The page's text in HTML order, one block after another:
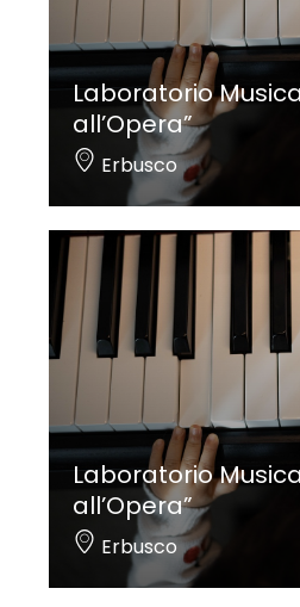
Laboratorio
all’Opera”
Erbusco
Laboratorio
all’Opera”
Erbusco